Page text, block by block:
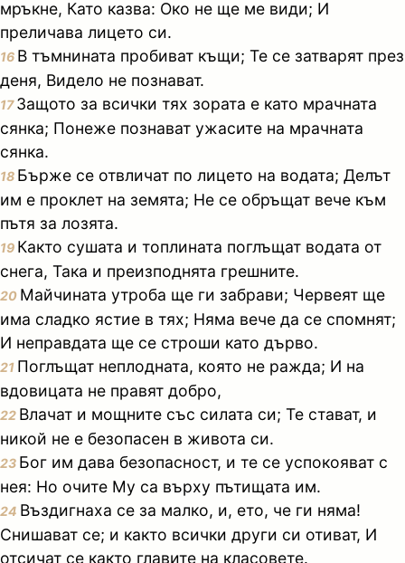
мръкне, Като казва: Око не ще ме види; И
преличава лицето си.
16 В тъмнината пробиват къщи; Те се затварят през
деня, Видело не познават.
17Защото за всички тях зората е като мрачната
сянка; Понеже познават ужасите на мрачната
сянка.
18 Бърже се отвличат по лицето на водата; Делът
им е проклет на земята; Не се обръщат вече към
пътя за лозята.
19 Както сушата и топлината поглъщат водата от
снега, Така и преизподнята грешните.
20 Майчината утроба ще ги забрави; Червеят ще
има сладко ястие в тях; Няма вече да се спомнят;
И неправдата ще се строши като дърво.
21 Поглъщат неплодната, която не ражда; И на
вдовицата не правят добро,
22 Влачат и мощните със силата си; Те стават, и
никой не е безопасен в живота си.
23 Бог им дава безопасност, и те се успокояват с
нея: Но очите Му са върху пътищата им.
24 Въздигнаха се за малко, и, ето, че ги няма!
Снишават се; и както всички други си отиват, И
отсичат се както главите на класовете.